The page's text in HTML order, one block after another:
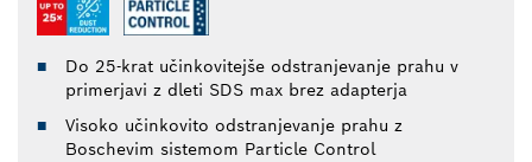
Do 25-krat učinkovitejše odstranjevanje prahu v
primerjavi z dleti SDS max brez adapterja
Visoko učinkovito odstranjevanje prahu z
Boschevim sistemom Particle Control